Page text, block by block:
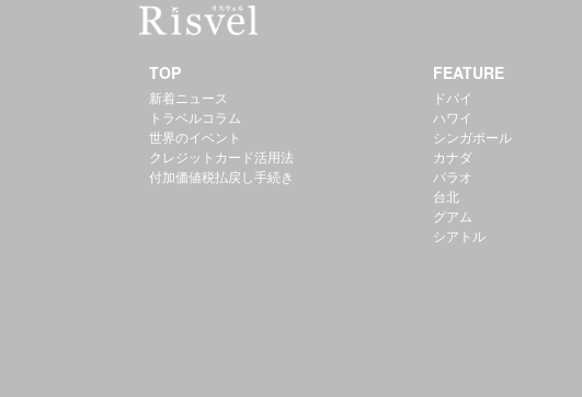
TOP
新着ニュース
トラベルコラム
世界のイベント
クレジットカード活用法
付加価値税払戻し手続き
FEATURE
ドバイ
ハワイ
シンガポール
カナダ
パラオ
台北
グアム
シアトル